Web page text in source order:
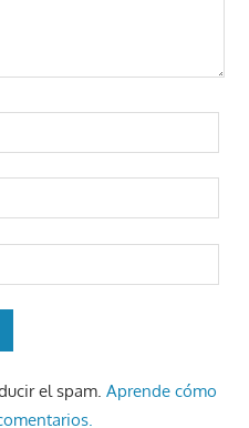
el spam. Aprende cómo